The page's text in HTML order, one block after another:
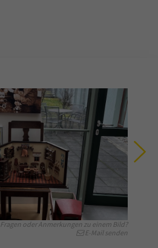
Fragen oder Anmerkungen zu einem Bild?
E-Mail senden